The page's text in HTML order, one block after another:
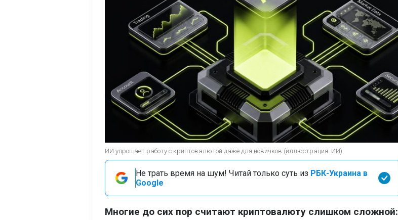
ИИ упрощает работу с криптовалютой даже для новичков (иллюстрация: ИИ)
Не трать время на шум! Читай только суть из РБК-Украина в
Google
Многие до сих пор считают криптовалюту слишком сложной: